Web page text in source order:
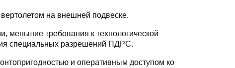
на внешней подвеске.
меньшие требования к технологической
специальных разрешений ПДРС.
и оперативным доступом ко